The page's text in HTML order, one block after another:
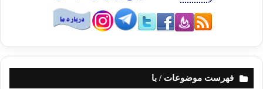
فهرست موضوعات / با